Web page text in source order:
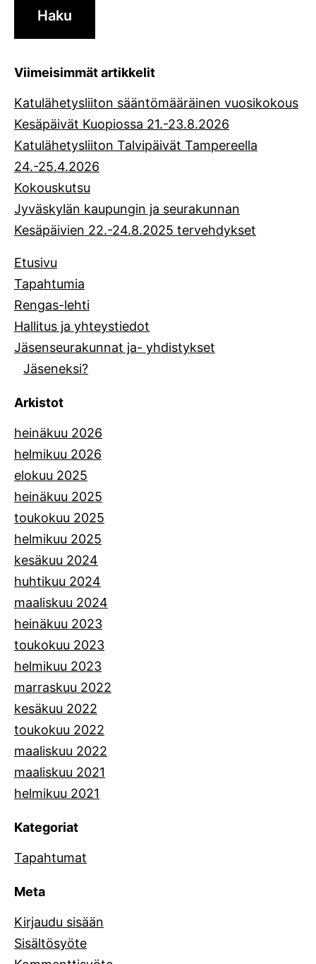
Viimeisimmät artikkelit
Katulähetysliiton sääntömääräinen vuosikokous
Kesäpäivät Kuopiossa 21.-23.8.2026
Katulähetysliiton Talvipäivät Tampereella
24.-25.4.2026
Kokouskutsu
Jyväskylän kaupungin ja seurakunnan
Kesäpäivien 22.-24.8.2025 tervehdykset
Etusivu
Tapahtumia
Rengas-lehti
Hallitus ja yhteystiedot
Jäsenseurakunnat ja- yhdistykset
Jäseneksi?
Arkistot
heinäkuu 2026
helmikuu 2026
elokuu 2025
heinäkuu 2025
toukokuu 2025
helmikuu 2025
kesäkuu 2024
huhtikuu 2024
maaliskuu 2024
heinäkuu 2023
toukokuu 2023
helmikuu 2023
marraskuu 2022
kesäkuu 2022
toukokuu 2022
maaliskuu 2022
maaliskuu 2021
helmikuu 2021
Kategoriat
Tapahtumat
Meta
Kirjaudu sisään
Sisältösyöte